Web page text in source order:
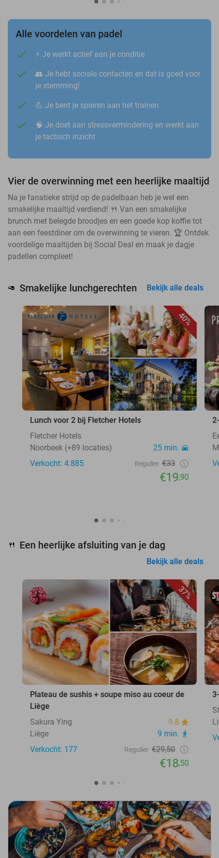
Alle voordelen van padel
⚡️ Je werkt actief aan je conditie
👥 Je hebt sociale contacten en dat is goed voor
je stemming!
💪 Je bent je spieren aan het trainen
🧠 Je doet aan stressvermindering en werkt aan
je tactisch inzicht
Vier de overwinning met een heerlijke maaltijd
Na je fanatieke strijd op de padelbaan heb je wel een
smakelijke maaltijd verdiend! 🍴 Van een smakelijke
brunch met belegde broodjes en een goede kop koffie tot
aan een feestdiner om de overwinning te vieren. 🏆 Ontdek
voordelige maaltijden bij Social Deal en maak je dagje
padellen compleet!
🥑 Smakelijke lunchgerechten Bekijk alle deals
40%
Lunch voor 2 bij Fletcher Hotels
Fletcher Hotels
Noorbeek (+89 locaties)
25 min.
Verkocht: 4.885
Regulier €33
€19,90
🍴 Een heerlijke afsluiting van je dag
Bekijk alle deals
37%
Plateau de sushis + soupe miso au coeur de
Liège
Sakura Ying
9.8
Liège
9 min.
Verkocht: 177
Regulier €29,50
€18,50